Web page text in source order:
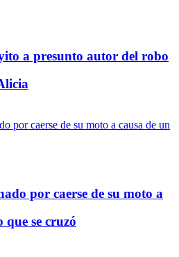
a presunto autor del robo
por caerse de su moto a
que se cruzó